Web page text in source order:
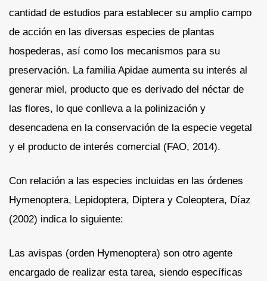
cantidad de estudios para establecer su amplio campo
de acción en las diversas especies de plantas
hospederas, así como los mecanismos para su
preservación. La familia Apidae aumenta su interés al
generar miel, producto que es derivado del néctar de
las flores, lo que conlleva a la polinización y
desencadena en la conservación de la especie vegetal
y el producto de interés comercial (FAO, 2014).
Con relación a las especies incluidas en las órdenes
Hymenoptera, Lepidoptera, Diptera y Coleoptera, Díaz
(2002) indica lo siguiente:
Las avispas (orden Hymenoptera) son otro agente
encargado de realizar esta tarea, siendo específicas